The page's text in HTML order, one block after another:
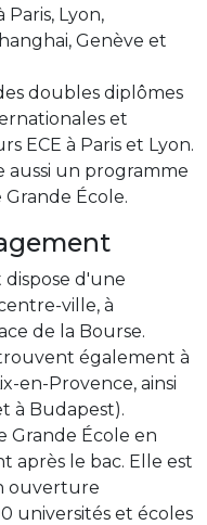
Lyon,
Genève et
doubles diplômes
et
ECE à Paris et Lyon.
aussi un programme
École.
dispose d'une
ville, à
de la Bourse.
également à
en-Provence, ainsi
à Budapest).
Grande École en
après le bac. Elle est
ouverture
universités et écoles